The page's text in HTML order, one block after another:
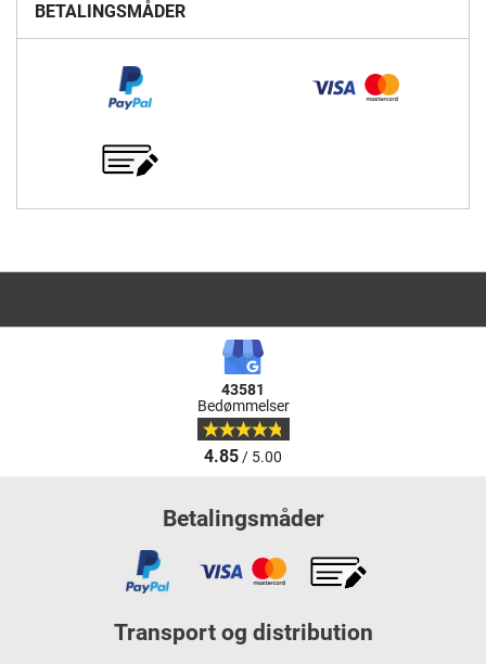
BETALINGSMÅDER
43581
Bedømmelser
4.85/ 5.00
Betalingsmåder
Transport og distribution